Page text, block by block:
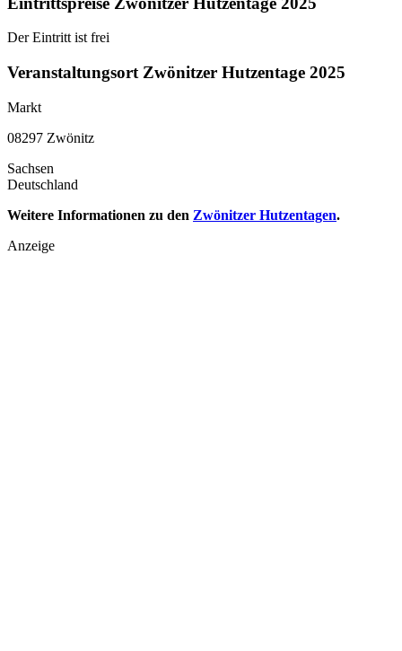
Der Eintritt ist frei
Veranstaltungsort Zwönitzer Hutzentage 2025
Markt
08297 Zwönitz
Sachsen
Deutschland
Weitere Informationen zu den Zwönitzer Hutzentagen.
Anzeige